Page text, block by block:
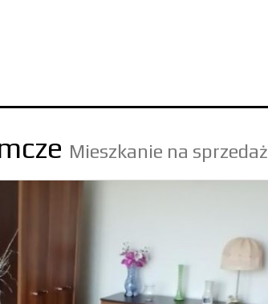
Mieszkanie na sprzedaż